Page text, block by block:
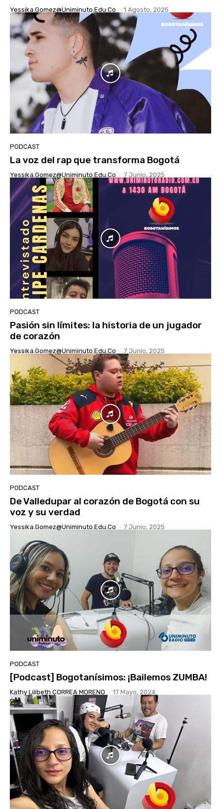
Yessika.gomez@uniminuto.edu.co - 1 Agosto, 2025
PODCAST
La voz del rap que transforma Bogotá
Yessika.gomez@uniminuto.edu.co - 7 Junio, 2025
PODCAST
Pasión sin límites: la historia de un jugador
de corazón
Yessika.gomez@uniminuto.edu.co - 7 Junio, 2025
PODCAST
De Valledupar al corazón de Bogotá con su
voz y su verdad
Yessika.gomez@uniminuto.edu.co - 7 Junio, 2025
PODCAST
[Podcast] Bogotanísimos: ¡Bailemos ZUMBA!
Kathy Lilibeth CORREA MORENO - 17 Mayo, 2024